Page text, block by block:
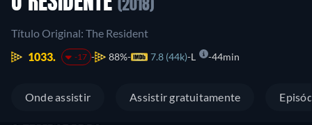
(2018)
Título Original: The Resident
1033.
-17 88% 7.8 (44k) L 44min
Onde assistir Assistir gratuitamente